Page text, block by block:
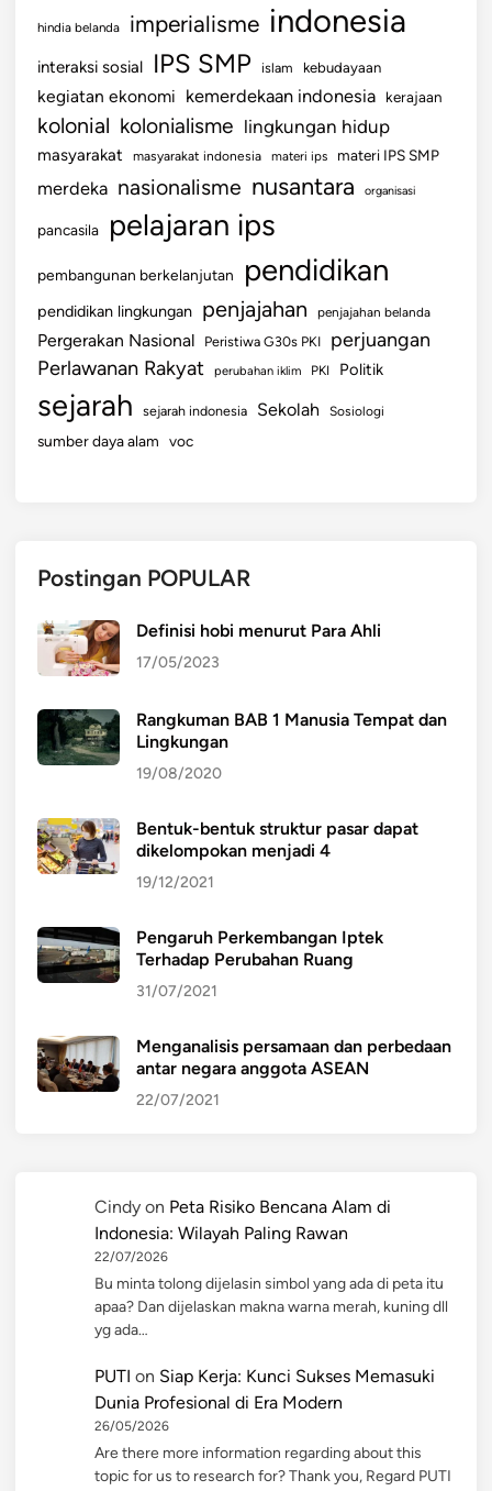
hindia belanda imperialisme indonesia
interaksi sosial IPS SMP islam kebudayaan
kegiatan ekonomi kemerdekaan indonesia kerajaan
kolonial kolonialisme lingkungan hidup
masyarakat masyarakat indonesia materi ips materi IPS SMP
merdeka nasionalisme nusantara organisasi
pancasila pelajaran ips
pembangunan berkelanjutan pendidikan
pendidikan lingkungan penjajahan penjajahan belanda
Pergerakan Nasional Peristiwa G30s PKI perjuangan
Perlawanan Rakyat perubahan iklim PKI Politik
sejarah sejarah indonesia Sekolah Sosiologi
sumber daya alam voc
Postingan POPULAR
Definisi hobi menurut Para Ahli
17/05/2023
Rangkuman BAB 1 Manusia Tempat dan
Lingkungan
19/08/2020
Bentuk-bentuk struktur pasar dapat
dikelompokan menjadi 4
19/12/2021
Pengaruh Perkembangan Iptek
Terhadap Perubahan Ruang
31/07/2021
Menganalisis persamaan dan perbedaan
antar negara anggota ASEAN
22/07/2021
Cindy on Peta Risiko Bencana Alam di
Indonesia: Wilayah Paling Rawan
22/07/2026
Bu minta tolong dijelasin simbol yang ada di peta itu
apaa? Dan dijelaskan makna warna merah, kuning dll
yg ada…
PUTI on Siap Kerja: Kunci Sukses Memasuki
Dunia Profesional di Era Modern
26/05/2026
Are there more information regarding about this
topic for us to research for? Thank you, Regard PUTI